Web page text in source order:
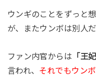
ウンギのことをずっと
が、またウンボは別人だ
ファン内官からは 「王
言われ、 それでもウン